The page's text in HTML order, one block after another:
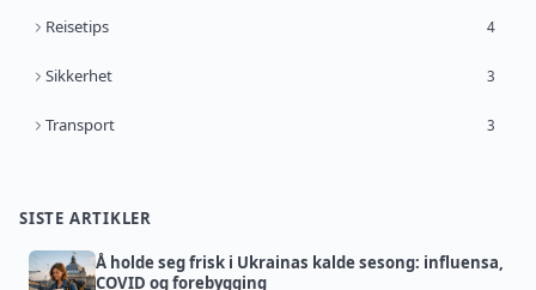
Reisetips 4
Sikkerhet 3
Transport 3
SISTE ARTIKLER
Å holde seg frisk i Ukrainas kalde sesong: influensa,
COVID og forebygging